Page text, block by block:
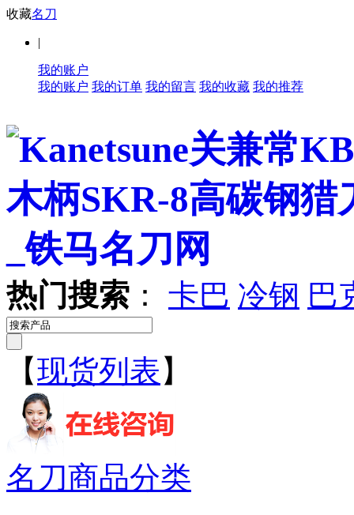
收藏名刀
|
我的账户
我的账户 我的订单 我的留言 我的收藏 我的推荐
热门搜索 ： 卡巴 冷钢 巴
【现货列表 】
名刀商品分类